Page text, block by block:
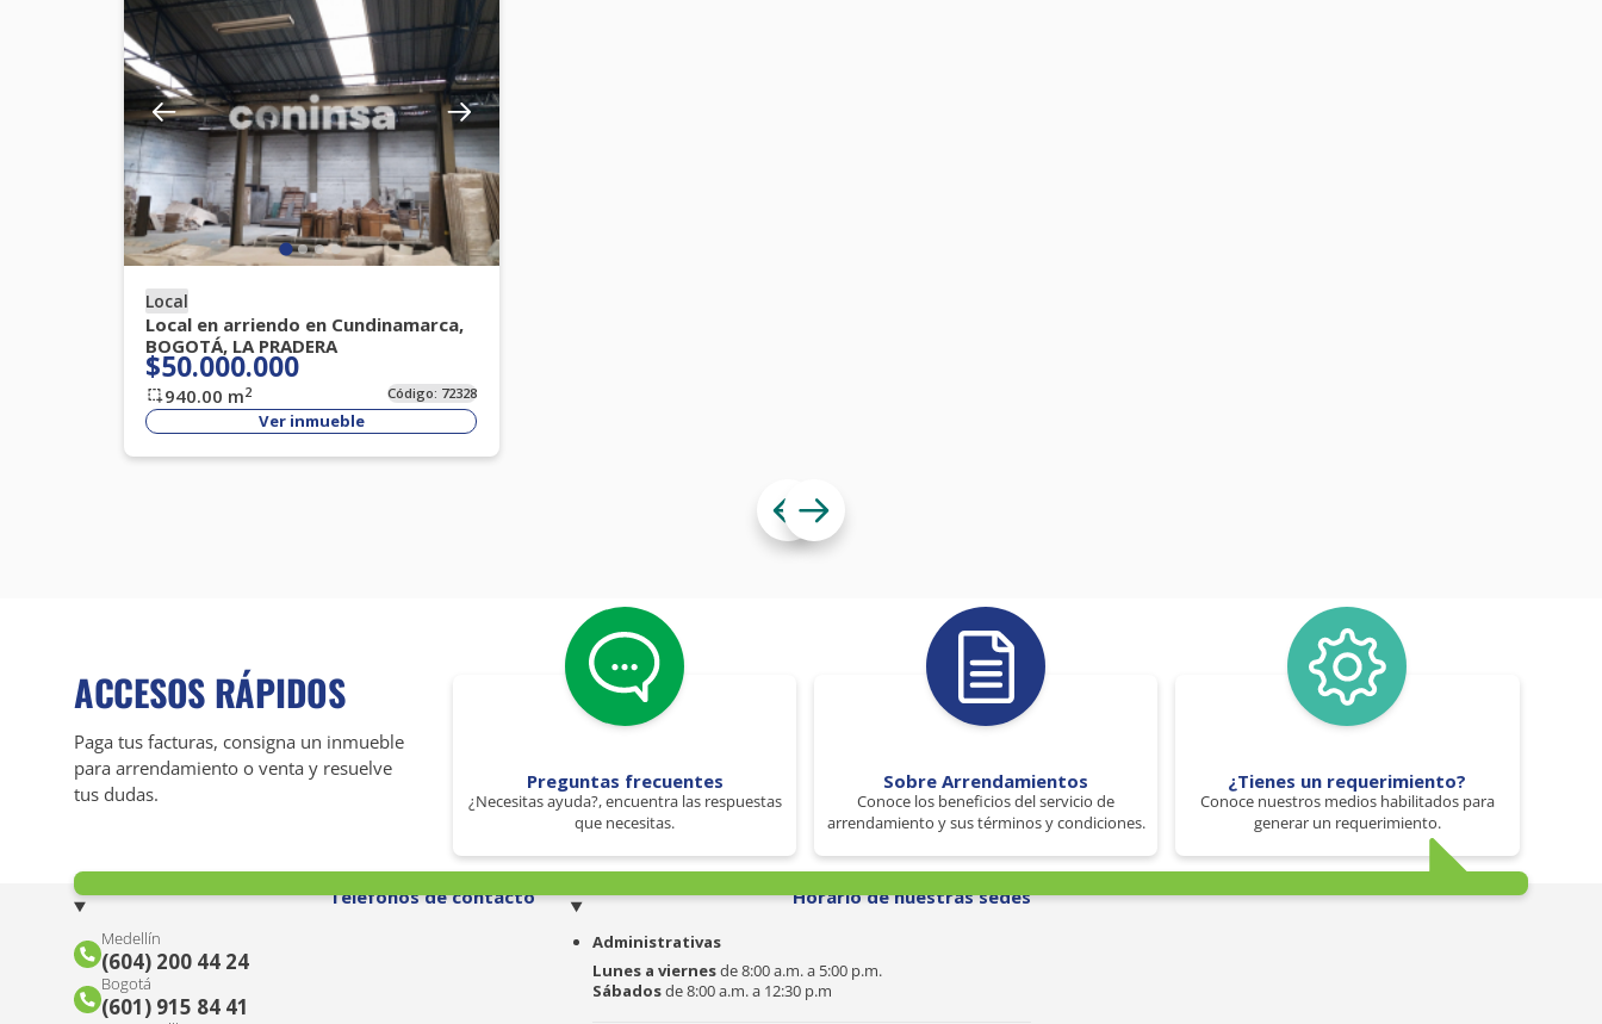
Local
Local en arriendo en Cundinamarca,
BOGOTÁ, LA PRADERA
$50.000.000
940.00 m2 Código: 72328
Ver inmueble
ACCESOS RÁPIDOS
Paga tus facturas, consigna un inmueble
para arrendamiento o venta y resuelve
tus dudas.
Preguntas frecuentes
¿Necesitas ayuda?, encuentra las respuestas
que necesitas.
Sobre Arrendamientos
Conoce los beneficios del servicio de
arrendamiento y sus términos y condiciones.
¿Tienes un requerimiento?
Conoce nuestros medios habilitados para
generar un requerimiento.
Teléfonos de contacto
Medellín
(604) 200 44 24
Bogotá
(601) 915 84 41
Horario de nuestras sedes
Administrativas
Lunes a viernesde 8:00 a.m. a 5:00 p.m.
Sábadosde 8:00 a.m. a 12:30 p.m